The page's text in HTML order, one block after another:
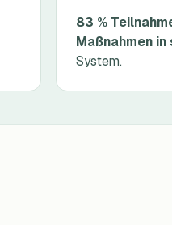
83 %
Maßnahmen
System.